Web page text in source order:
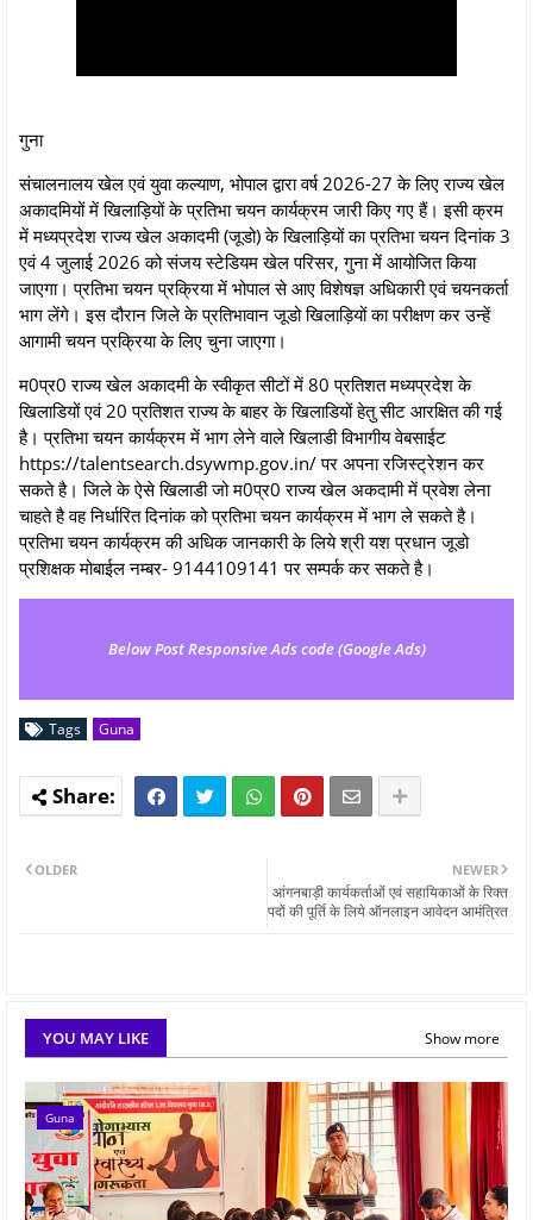
गुना
संचालनालय खेल एवं युवा कल्याण, भोपाल द्वारा वर्ष 2026-27 के लिए राज्य खेल
अकादमियों में खिलाड़ियों के प्रतिभा चयन कार्यक्रम जारी किए गए हैं। इसी क्रम
में मध्यप्रदेश राज्य खेल अकादमी (जूडो) के खिलाड़ियों का प्रतिभा चयन दिनांक 3
एवं 4 जुलाई 2026 को संजय स्टेडियम खेल परिसर, गुना में आयोजित किया
जाएगा। प्रतिभा चयन प्रक्रिया में भोपाल से आए विशेषज्ञ अधिकारी एवं चयनकर्ता
भाग लेंगे। इस दौरान जिले के प्रतिभावान जूडो खिलाड़ियों का परीक्षण कर उन्हें
आगामी चयन प्रक्रिया के लिए चुना जाएगा।
म0प्र0 राज्य खेल अकादमी के स्वीकृत सीटों में 80 प्रतिशत मध्यप्रदेश के
खिलाडियों एवं 20 प्रतिशत राज्य के बाहर के खिलाडियों हेतु सीट आरक्षित की गई
है। प्रतिभा चयन कार्यक्रम में भाग लेने वाले खिलाडी विभागीय वेबसाईट
https://talentsearch.dsywmp.gov.in/ पर अपना रजिस्ट्रेशन कर
सकते है। जिले के ऐसे खिलाडी जो म0प्र0 राज्य खेल अकदामी में प्रवेश लेना
चाहते है वह निर्धारित दिनांक को प्रतिभा चयन कार्यक्रम में भाग ले सकते है।
प्रतिभा चयन कार्यक्रम की अधिक जानकारी के लिये श्री यश प्रधान जूडो
प्रशिक्षक मोबाईल नम्बर- 9144109141 पर सम्पर्क कर सकते है।
Below Post Responsive Ads code (Google Ads)
Tags Guna
NEWER
आंगनबाड़ी कार्यकर्ताओं एवं सहायिकाओं के रिक्त
पदों की पूर्ति के लिये ऑनलाइन आवेदन आमंत्रित
OLDER
YOU MAY LIKE Show more
Guna